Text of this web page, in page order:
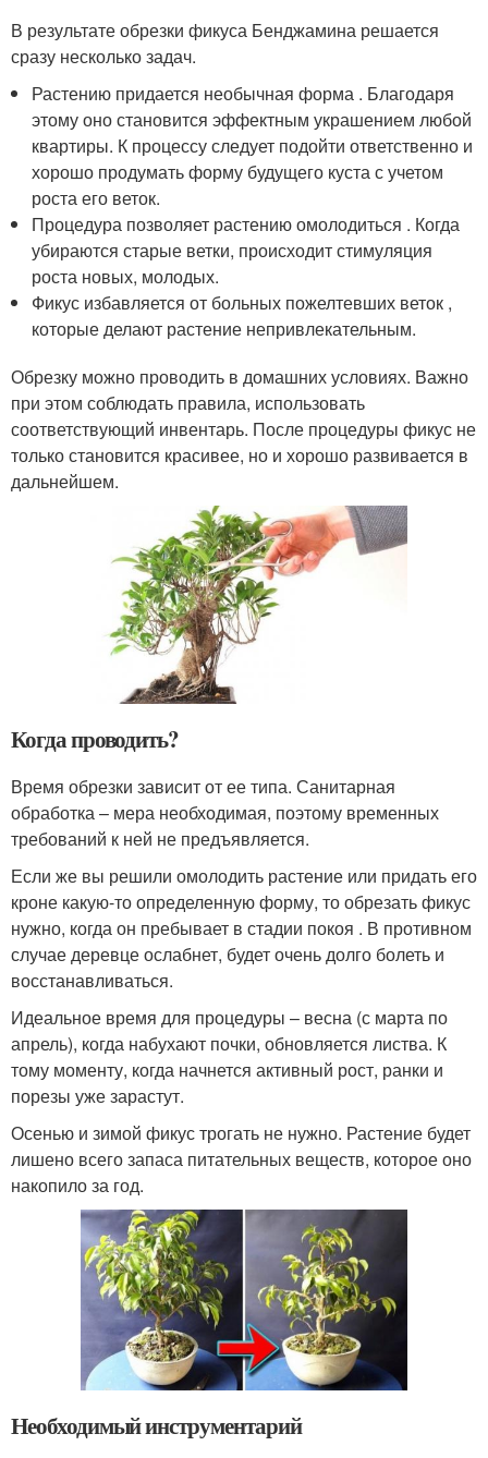
В результате обрезки фикуса Бенджамина решается
сразу несколько задач.
Растению придается необычная форма . Благодаря
этому оно становится эффектным украшением любой
квартиры. К процессу следует подойти ответственно и
хорошо продумать форму будущего куста с учетом
роста его веток.
Процедура позволяет растению омолодиться . Когда
убираются старые ветки, происходит стимуляция
роста новых, молодых.
Фикус избавляется от больных пожелтевших веток ,
которые делают растение непривлекательным.
Обрезку можно проводить в домашних условиях. Важно
при этом соблюдать правила, использовать
соответствующий инвентарь. После процедуры фикус не
только становится красивее, но и хорошо развивается в
дальнейшем.
Когда проводить?
Время обрезки зависит от ее типа. Санитарная
обработка – мера необходимая, поэтому временных
требований к ней не предъявляется.
Если же вы решили омолодить растение или придать его
кроне какую-то определенную форму, то обрезать фикус
нужно, когда он пребывает в стадии покоя . В противном
случае деревце ослабнет, будет очень долго болеть и
восстанавливаться.
Идеальное время для процедуры – весна (с марта по
апрель), когда набухают почки, обновляется листва. К
тому моменту, когда начнется активный рост, ранки и
порезы уже зарастут.
Осенью и зимой фикус трогать не нужно. Растение будет
лишено всего запаса питательных веществ, которое оно
накопило за год.
Необходимый инструментарий